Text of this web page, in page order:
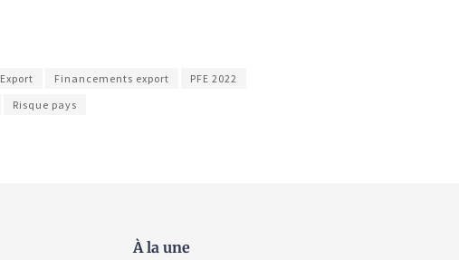
Export Financements export
PFE 2022
Risque pays
À la une